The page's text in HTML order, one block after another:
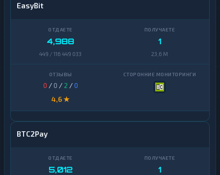
EasyBit
4,988
449 / 116 449 033
1
23,6 M
0 / 0 / 2 /0
4,6 ★
BTC2Pay
5,012 1